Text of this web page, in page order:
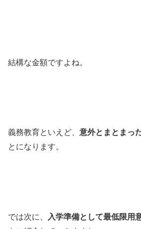
結構な金額ですよね。
義務教育といえど、意外とまとまっ
とになります。
では次に、
入学準備として最低限用